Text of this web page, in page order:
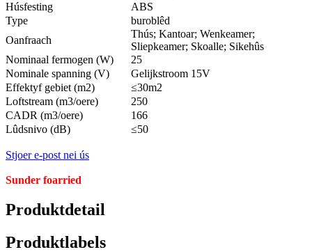
Húsfesting
ABS
Type
buroblêd
Oanfraach
Thús; Kantoar; Wenkeamer;
Sliepkeamer; Skoalle; Sikehûs
Nominaal fermogen (W)
25
Nominale spanning (V)
Gelijkstroom 15V
Effektyf gebiet (m2)
≤30m2
Loftstream (m3/oere)
250
CADR (m3/oere)
166
Lûdsnivo (dB)
≤50
Stjoer e-post nei ús
Sunder foarried
Produktdetail
Produktlabels